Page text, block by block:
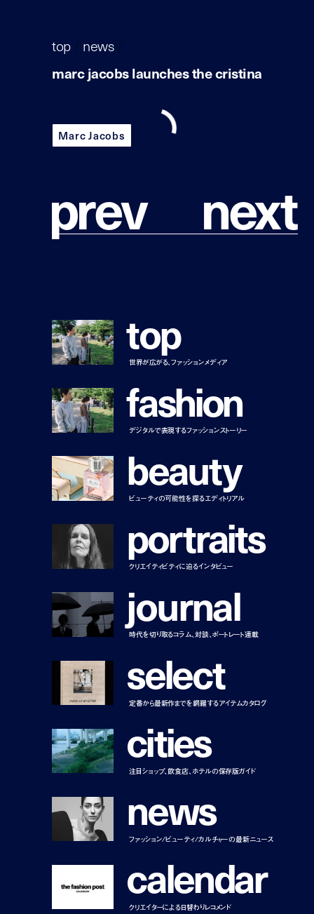
top/ news
marc jacobs launches the cristina
Marc Jacobs
prev next
top
世界が広がる、ファッションメディア
fashion
デジタルで表現するファッションストーリー
beauty
ビューティの可能性を探るエディトリアル
portraits
クリエイティビティに迫るインタビュー
journal
時代を切り取るコラム、対談、ポートレート連載
select
定番から最新作までを網羅するアイテムカタログ
cities
注目ショップ、飲食店、ホテルの保存版ガイド
news
ファッション/ビューティ/カルチャーの最新ニュース
calendar
クリエイターによる日替わりレコメンド